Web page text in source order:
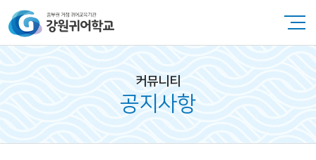
커뮤니티
공지사항